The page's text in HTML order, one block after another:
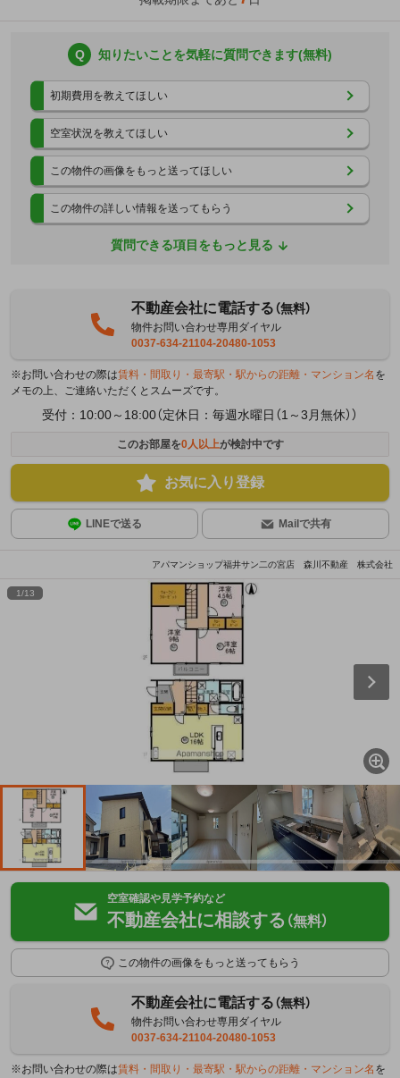
Q 知りたいことを気軽に質問できます(無料)
初期費用を教えてほしい
空室状況を教えてほしい
この物件の画像をもっと送ってほしい
この物件の詳しい情報を送ってもらう
質問できる項目をもっと見る
不動産会社に電話する（無料）
物件お問い合わせ専用ダイヤル
0037-634-21104-20480-1053
※お問い合わせの際は賃料・間取り・最寄駅・駅からの距離・マンション名 を
メモの上、ご連絡いただくとスムーズです。
受付：10:00～18:00（定休日：毎週水曜日（1～3月無休））
このお部屋を0人以上が検討中です
お気に入り登録
LINEで送る Mailで共有
アパマンショップ福井サン二の宮店 森川不動産 株式会社
1/13
空室確認や見学予約など
不動産会社に相談する （無料）
この物件の画像をもっと送ってもらう
不動産会社に電話する（無料）
物件お問い合わせ専用ダイヤル
0037-634-21104-20480-1053
※お問い合わせの際は賃料・間取り・最寄駅・駅からの距離・マンション名 を